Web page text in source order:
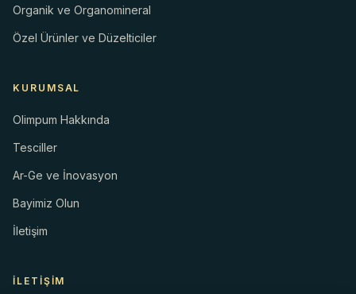
Organik ve Organomineral
Özel Ürünler ve Düzelticiler
KURUMSAL
Olimpum Hakkında
Tesciller
Ar-Ge ve İnovasyon
Bayimiz Olun
İletişim
İLETIŞIM